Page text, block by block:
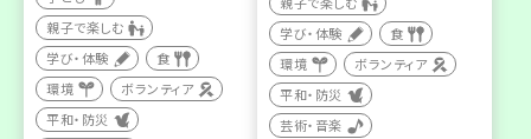
親子で楽しむ
学び・体験
食
環境
ボランティア
平和・防災
学び・体験
食
環境
ボランティア
平和・防災
芸術・音楽